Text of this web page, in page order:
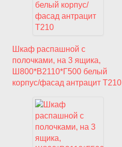
Шкаф распашной с
полочками, на 3 ящика,
Ш800*В2110*Г500 белый
корпус/фасад антрацит T210